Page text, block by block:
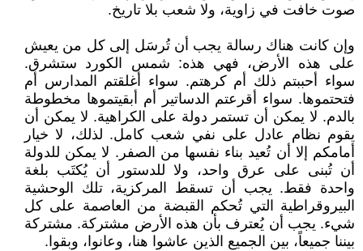
صوت خافت في زاوية، ولا شعب بلا تاريخ.
وإن كانت هناك رسالة يجب أن تُرسَل إلى كل من يعيش
على هذه الأرض، فهي هذه: شمس الكورد ستشرق.
سواء أحببتم ذلك أم كرهتم. سواء أغلقتم المدارس أم
فتحتموها. سواء أقرعتم الدساتير أم أبقيتموها مخطوطة
بالدم. لا يمكن أن تستمر دولة على الكراهية. لا يمكن أن
يقوم نظام عادل على نفي شعب كامل. لذلك، لا خيار
أمامكم إلا أن تُعيد بناء نفسها من الصفر. لا يمكن للدولة
أن تُبنى على عرق واحد، ولا للدستور أن يُكتَب بلغة
واحدة فقط. يجب أن تسقط المركزية، تلك الوحشية
البيروقراطية التي تُحكم القبضة من العاصمة على كل
شيء. يجب أن يُعترف بأن هذه الأرض مشتركة. مشتركة
بيننا جميعاً، بين الجميع الذين عاشوا هنا، وعانوا، وبقوا.